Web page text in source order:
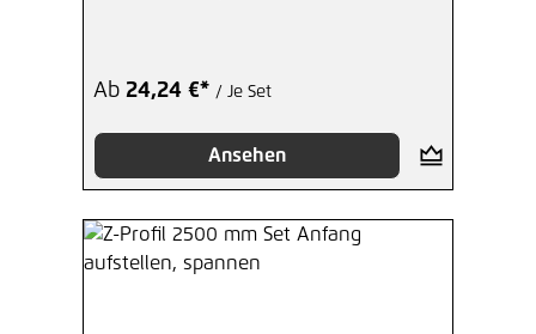
Ab 24,24 €* / Je Set
Ansehen